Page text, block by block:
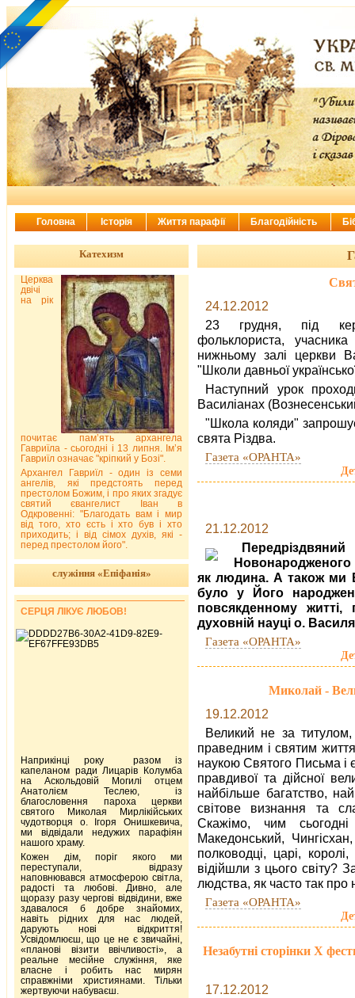
24.12.2012
23 грудня, під
фольклориста,
нижньому залі церкви
"Школи давньої
Наступний урок
Василіанах
"Школа коляди"
свята Різдва.
Газета «ОРАНТА»
21.12.2012
Новонародженого
як людина. А також ми
було у Його
повсякденному
духовній науці о.
Газета «ОРАНТА»
Миколай -
19.12.2012
Великий не за
праведним і святим
наукою Святого Письма і
правдивої та дійсної
найбільше багатство,
світове визнання та
Скажімо, чим
Македонський,
полководці, царі,
відійшли з цього світу?
людства, як часто так про
Газета «ОРАНТА»
Незабутні сторінки Х
17.12.2012
Катехизм
Церква
двічі
на рік
почитає пам’ять архангела
Гавриїла - сьогодні і 13 липня. Ім’я
Гавриїл означає "кріпкий у Бозі".
Архангел Гавриїл - один із семи
ангелів, які предстоять перед
престолом Божим, і про яких згадує
святий євангелист Іван в
Одкровенні: "Благодать вам і мир
від того, хто єсть і хто був і хто
приходить; і від сімох духів, які -
перед престолом його".
служіння «Епіфанія»
СЕРЦЯ ЛІКУЄ ЛЮБОВ!
Наприкінці року разом із
капеланом ради Лицарів Колумба
на Аскольдовій Могилі отцем
Анатолієм Теслею, із
благословення пароха церкви
святого Миколая Мирлікійських
чудотворця о. Ігоря Онишкевича,
ми відвідали недужих парафіян
нашого храму.
Кожен дім, поріг якого ми
переступали, відразу
наповнювався атмосферою світла,
радості та любові. Дивно, але
щоразу разу чергові відвідини, вже
здавалося б добре знайомих,
навіть рідних для нас людей,
дарують нові відкриття!
Усвідомлюєш, що це не є звичайні,
«планові візити ввічливості», а
реальне месійне служіння, яке
власне і робить нас мирян
справжніми християнами. Тільки
жертвуючи набуваєш.
Головна Історія Життя парафії Благодійність